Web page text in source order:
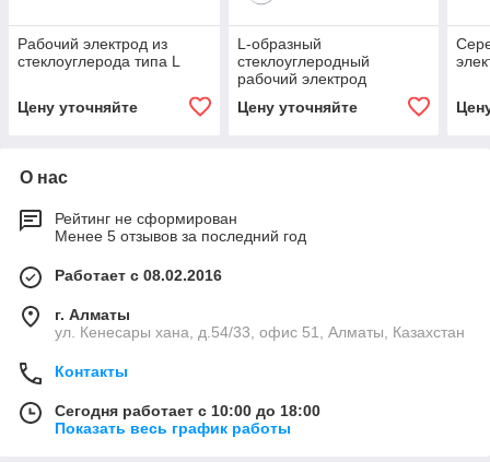
Рабочий электрод из
стеклоуглерода типа L
Цену уточняйте
L-образный
стеклоуглеродный
рабочий электрод
Цену уточняйте
О нас
Рейтинг не сформирован
Менее 5 отзывов за последний год
Работает с 08.02.2016
г. Алматы
ул. Кенесары хана, д.54/33, офис 51, Алматы, Казахстан
Контакты
Сегодня работает с 10:00 до 18:00
Показать весь график работы